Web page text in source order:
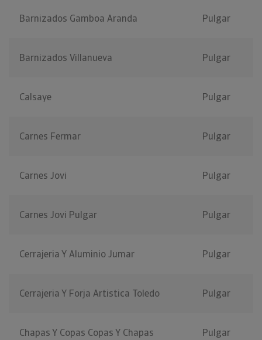
Barnizados Gamboa Aranda Pulgar
Barnizados Villanueva Pulgar
Calsaye Pulgar
Carnes Fermar Pulgar
Carnes Jovi Pulgar
Carnes Jovi Pulgar Pulgar
Cerrajeria Y Aluminio Jumar Pulgar
Cerrajeria Y Forja Artistica Toledo Pulgar
Chapas Y Copas Copas Y Chapas Pulgar